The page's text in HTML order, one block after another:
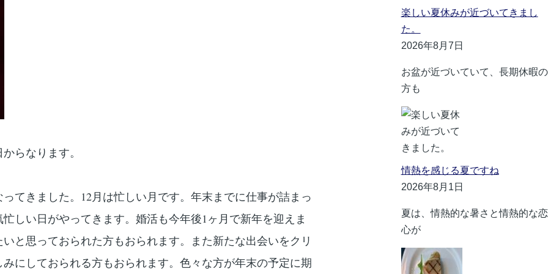
らなります。
てきました。12月は忙しい月です。年末までに仕事が詰まっ
しい日がやってきます。婚活も今年後1ヶ月で新年を迎えま
と思っておられた方もおられます。また新たな出会いをクリ
にしておられる方もおられます。色々な方が年末の予定に期
楽しい夏休みが近づいてきまし
た。
2026年8月7日
お盆が近づいていて、長期休暇の
方も
情熱を感じる夏ですね
2026年8月1日
夏は、情熱的な暑さと情熱的な恋
心が